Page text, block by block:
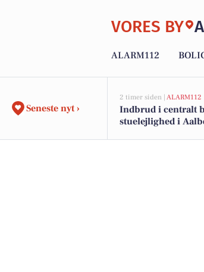
VORES BY
ALARM112
Seneste nyt ›
2 timer siden | ALARM112
Indbrud i centralt
stuelejlighed i